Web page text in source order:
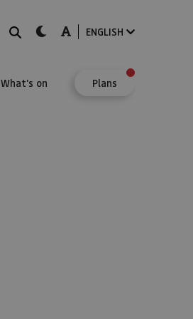
Searchdark-mode
A-modeENGLISH
What's on Plans